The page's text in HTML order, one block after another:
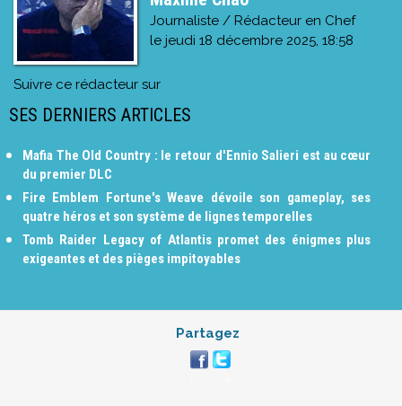
Journaliste / Rédacteur en Chef
le jeudi 18 décembre 2025, 18:58
Suivre ce rédacteur sur
SES DERNIERS ARTICLES
Mafia The Old Country : le retour d'Ennio Salieri est au cœur
du premier DLC
Fire Emblem Fortune's Weave dévoile son gameplay, ses
quatre héros et son système de lignes temporelles
Tomb Raider Legacy of Atlantis promet des énigmes plus
exigeantes et des pièges impitoyables
Partagez